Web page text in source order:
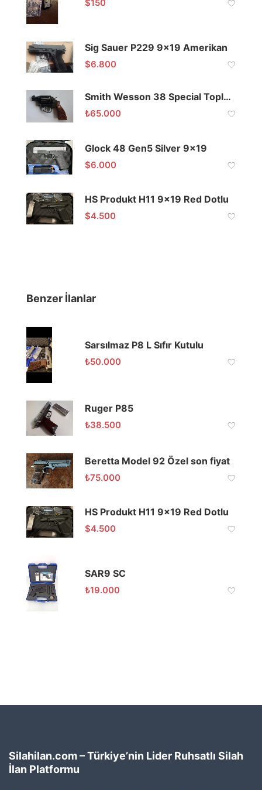
$150
Sig Sauer P229 9×19 Amerikan
$6.800
Smith Wesson 38 Special Toplu Siyah
₺65.000
Glock 48 Gen5 Silver 9×19
$6.000
HS Produkt H11 9×19 Red Dotlu
$4.500
Benzer İlanlar
Sarsılmaz P8 L Sıfır Kutulu
₺50.000
Ruger P85
₺38.500
Beretta Model 92 Özel son fiyat
₺75.000
HS Produkt H11 9×19 Red Dotlu
$4.500
SAR9 SC
₺19.000
Silahilan.com – Türkiye’nin Lider Ruhsatlı Silah
İlan Platformu